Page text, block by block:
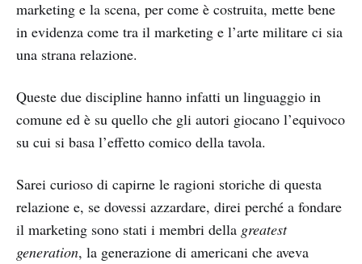
marketing e la scena, per come è costruita, mette bene
in evidenza come tra il marketing e l’arte militare ci sia
una strana relazione.
Queste due discipline hanno infatti un linguaggio in
comune ed è su quello che gli autori giocano l’equivoco
su cui si basa l’effetto comico della tavola.
Sarei curioso di capirne le ragioni storiche di questa
relazione e, se dovessi azzardare, direi perché a fondare
il marketing sono stati i membri della greatest
generation, la generazione di americani che aveva